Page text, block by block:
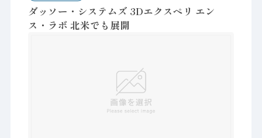
ダッソー・システムズ 3Dエクスペリ エン
ス・ラボ 北米でも展開